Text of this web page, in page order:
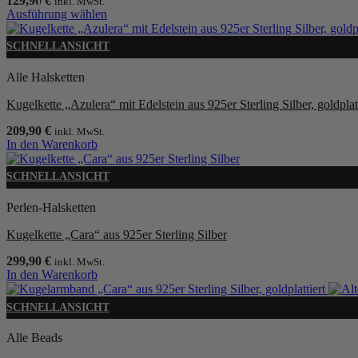
Ausführung wählen
Dieses
Produkt
weist
mehrere
Varianten
auf.
Die
Optionen
können
auf
der
Produktseite
gewählt
werden
SCHNELLANSICHT
Alle Halsketten
Kugelkette „Azulera“ mit Edelstein aus 925er Sterling Silber,
209,90 € inkl. MwSt.
In den Warenkorb
SCHNELLANSICHT
Perlen-Halsketten
Kugelkette „Cara“ aus 925er Sterling Silber
299,90 € inkl. MwSt.
In den Warenkorb
SCHNELLANSICHT
Alle Beads